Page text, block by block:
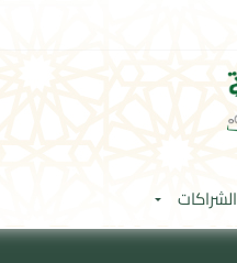
الشراكات